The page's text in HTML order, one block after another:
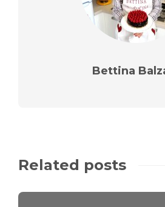
Bettina
Related posts